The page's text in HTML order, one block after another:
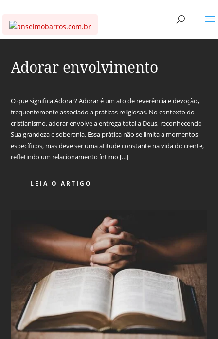
Adorar envolvimento
O que significa Adorar? Adorar é um ato de reverência e devoção,
frequentemente associado a práticas religiosas. No contexto do
cristianismo, adorar envolve a entrega total a Deus, reconhecendo
Sua grandeza e soberania. Essa prática não se limita a momentos
específicos, mas deve ser uma atitude constante na vida do crente,
refletindo um relacionamento íntimo […]
LEIA O ARTIGO